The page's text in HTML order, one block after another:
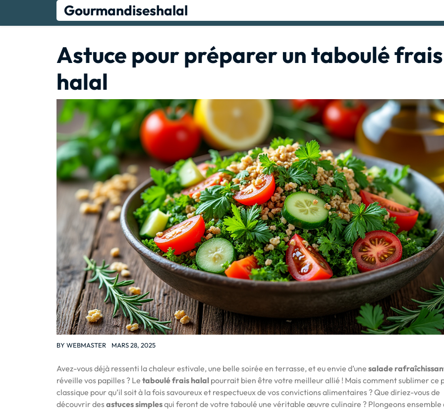
Gourmandiseshalal
Astuce pour préparer un taboulé frais
halal
BY WEBMASTER MARS 28, 2025
Avez-vous déjà ressenti la chaleur estivale, une belle soirée en terrasse, et eu envie d’une salade
réveille vos papilles ? Le taboulé frais halal pourrait bien être votre meilleur allié ! Mais comment sublimer ce
classique pour qu’il soit à la fois savoureux et respectueux de vos convictions alimentaires ? Que diriez-vous de
découvrir desastuces simplesqui feront de votre taboulé une véritable œuvre culinaire ? Plongeons ensemble